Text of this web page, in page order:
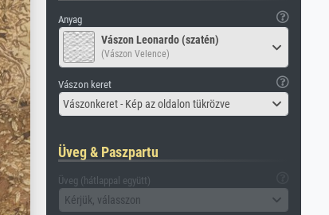
Anyag
Vászon Leonardo (szatén)
(Vászon Velence)
Vászon keret
Vászonkeret - Kép az oldalon tükrözve
Üveg & Paszpartu
Üveg (hátlappal együtt)
Kérjük, válasszon